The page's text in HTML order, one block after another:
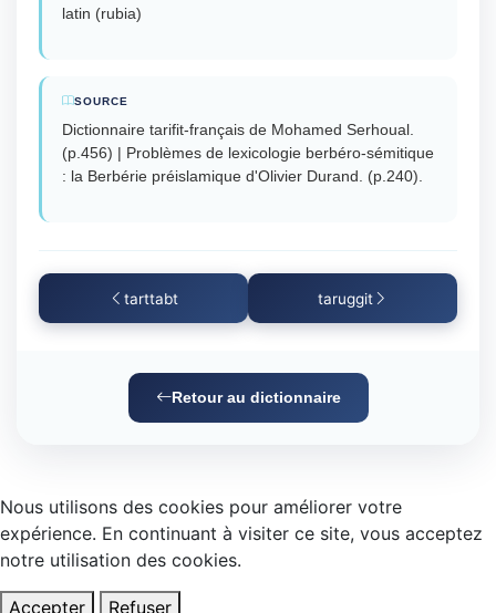
latin (rubia)
SOURCE
Dictionnaire tarifit-français de Mohamed Serhoual.
(p.456) | Problèmes de lexicologie berbéro-sémitique
: la Berbérie préislamique d'Olivier Durand. (p.240).
tarttabt taruggit
Retour au dictionnaire
Nous utilisons des cookies pour améliorer votre
expérience. En continuant à visiter ce site, vous acceptez
notre utilisation des cookies.
Accepter Refuser